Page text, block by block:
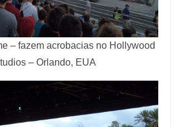
– fazem acrobacias no Hollywood
– Orlando, EUA